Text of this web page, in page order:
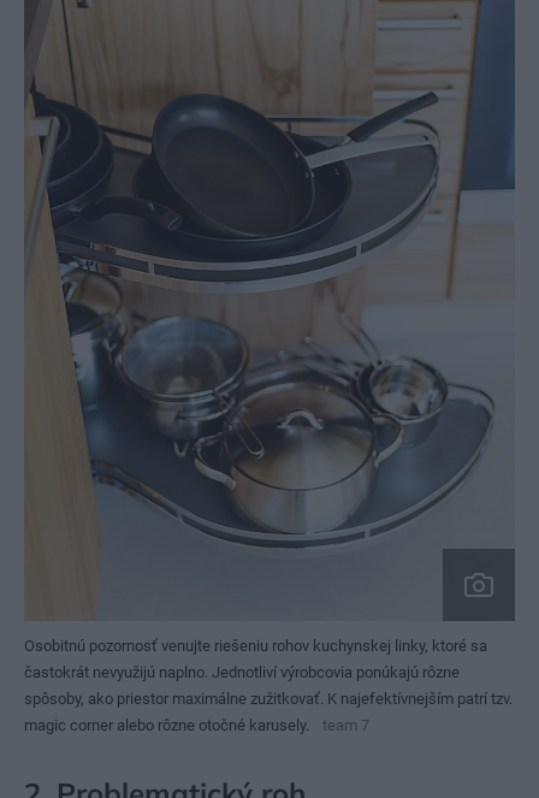
Osobitnú pozornosť venujte riešeniu rohov kuchynskej linky, ktoré sa
častokrát nevyužijú naplno. Jednotliví výrobcovia ponúkajú rôzne
spôsoby, ako priestor maximálne zužitkovať. K najefektívnejším patrí tzv.
magic corner alebo rôzne otočné karusely.
team 7